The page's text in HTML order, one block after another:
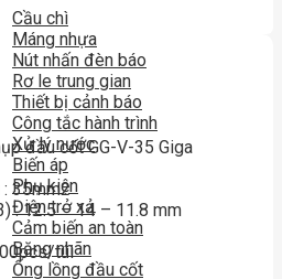
Cầu chì
Máng nhựa
Nút nhấn đèn báo
Rơ le trung gian
Thiết bị cảnh báo
Công tắc hành trình
Xử lý nước
Biến áp
Phụ kiện
Điện trở xả
Cảm biến an toàn
Băng nhãn
Ống lồng đầu cốt
đầu cốt GG-V-35 Giga
35mm2
: 12.5 – 14 – 11.8 mm
túi